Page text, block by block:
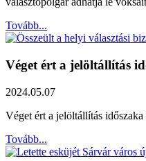
Tovább...
Véget ért a jelöltállítás
2024.05.07
Véget ért a jelöltállítás
Tovább...